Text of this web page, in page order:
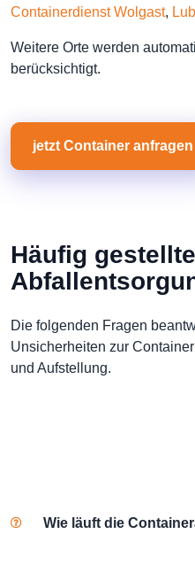
Containerdienst Wolgast,
Weitere Orte werden
berücksichtigt.
jetzt Container anfragen
Häufig
Die folgenden Fragen
Unsicherheiten zur
und Aufstellung.
Wie läuft die